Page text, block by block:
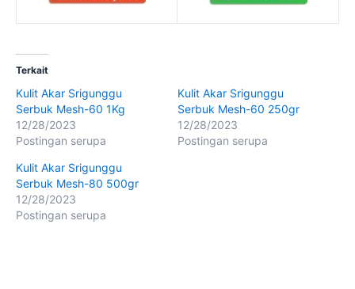
Terkait
Kulit Akar Srigunggu
Serbuk Mesh-60 1Kg
12/28/2023
Postingan serupa
Kulit Akar Srigunggu
Serbuk Mesh-60 250gr
12/28/2023
Postingan serupa
Kulit Akar Srigunggu
Serbuk Mesh-80 500gr
12/28/2023
Postingan serupa